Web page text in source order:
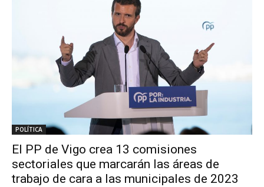
POLÍTICA
El PP de Vigo crea 13 comisiones
sectoriales que marcarán las áreas de
trabajo de cara a las municipales de 2023